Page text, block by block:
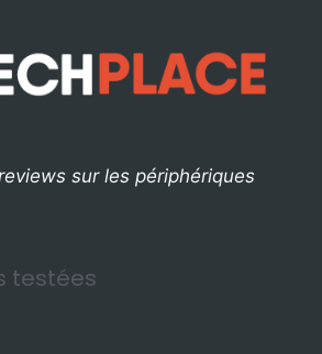
sur les périphériques
testées